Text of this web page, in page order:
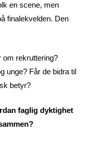
en scene, men
finalekvelden. Den
om rekruttering?
unge? Får de bidra til
betyr?
faglig dyktighet